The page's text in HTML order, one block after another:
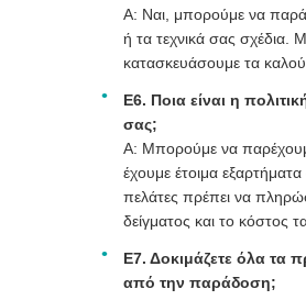
Α: Ναι, μπορούμε να
ή τα τεχνικά σας σχέδια.
κατασκευάσουμε τα
Ε6. Ποια είναι η
σας;
Α: Μπορούμε να
έχουμε έτοιμα
πελάτες πρέπει να
δείγματος και το κόστος
Ε7. Δοκιμάζετε όλα τα
από την παράδοση;